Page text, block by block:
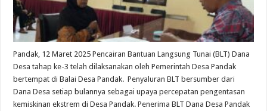
Pandak, 12 Maret 2025 Pencairan Bantuan Langsung Tunai (BLT) Dana
Desa tahap ke-3 telah dilaksanakan oleh Pemerintah Desa Pandak
bertempat di Balai Desa Pandak. Penyaluran BLT bersumber dari
Dana Desa setiap bulannya sebagai upaya percepatan pengentasan
kemiskinan ekstrem di Desa Pandak. Penerima BLT Dana Desa Pandak